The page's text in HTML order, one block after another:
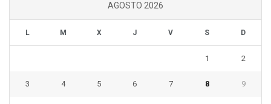
AGOSTO 2026
L M X J V S D
1 2
3 4 5 6 7 8 9